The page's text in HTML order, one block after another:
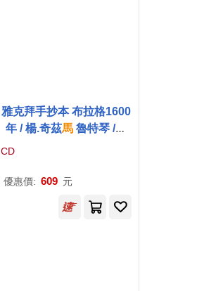
雅克拜手抄本 布拉格1600
年 / 楊.奇茲馬 魯特琴 /吉
他(Codex Jacobides / Pr
mar)
CD
優惠價: 609 元